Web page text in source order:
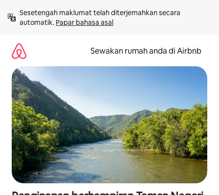
kandungan
Sesetengah maklumat telah diterjemahkan secara
automatik. Papar bahasa asal
Sewakan rumah anda di Airbnb